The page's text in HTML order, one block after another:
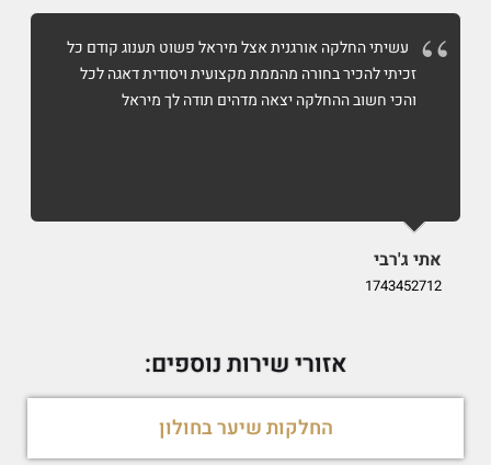
עשיתי החלקה אורגנית אצל מיראל פשוט תענוג קודם כל
זכיתי להכיר בחורה מהממת מקצועית ויסודית דאגה לכל
והכי חשוב ההחלקה יצאה מדהים תודה לך מיראל
אתי ג'רבי
1743452712
אזורי שירות נוספים:
החלקות שיער בחולון